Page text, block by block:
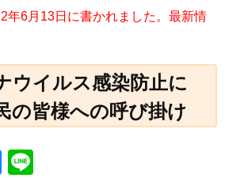
年6月13日に書かれました。最新情
ウイルス感染防止に
の皆様への呼び掛け
M